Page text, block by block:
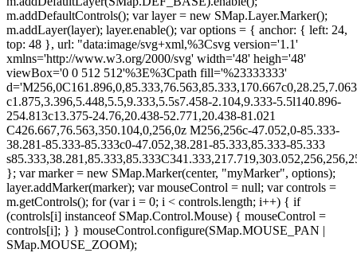
m.addDefaultControls(); var layer = new SMap.Layer.Marker();
m.addLayer(layer); layer.enable(); var options = { anchor: { left: 24,
top: 48 }, url: "data:image/svg+xml,%3Csvg version='1.1'
xmlns='http://www.w3.org/2000/svg' width='48' heigh='48'
viewBox='0 0 512 512'%3E%3Cpath fill='%23333333'
c1.875,3.396,5.448,5.5,9.333,5.5s7.458-2.104,9.333-5.5l140.896-
254.813c13.375-24.76,20.438-52.771,20.438-81.021
C426.667,76.563,350.104,0,256,0z M256,256c-47.052,0-85.333-
38.281-85.333-85.333c0-47.052,38.281-85.333,85.333-85.333
}; var marker = new SMap.Marker(center, "myMarker", options);
layer.addMarker(marker); var mouseControl = null; var controls =
m.getControls(); for (var i = 0; i < controls.length; i++) { if
(controls[i] instanceof SMap.Control.Mouse) { mouseControl =
controls[i]; } } mouseControl.configure(SMap.MOUSE_PAN |
SMap.MOUSE_ZOOM);